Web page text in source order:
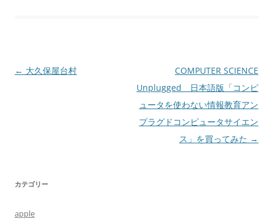
投
ョ
← 大久保屋台村
COMPUTER SCIENCE
Unplugged 日本語版「コンピ
ュータを使わない情報教育アン
プラグドコンピュータサイエン
ス」を買ってみた →
カテゴリー
apple